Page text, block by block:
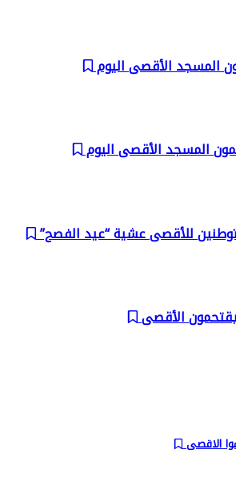
للأقصى عشية “عيد الفصح”
الأقصى
الاقصى